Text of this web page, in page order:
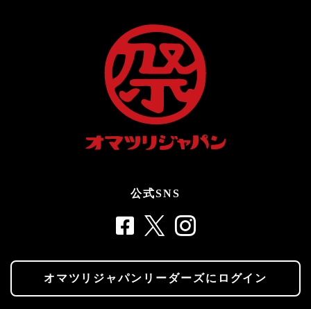
公式SNS
オマツリジャパンリーダーズにログイン